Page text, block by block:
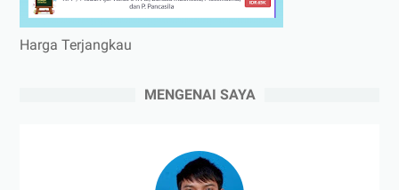
Harga Terjangkau
MENGENAI SAYA